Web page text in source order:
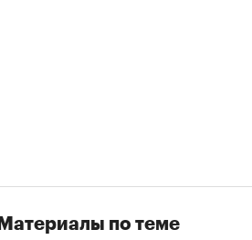
Материалы по теме